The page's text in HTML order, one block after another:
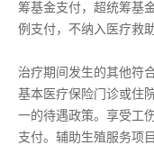
筹基金支付，超统筹基
例支付，不纳入医疗救
治疗期间发生的其他符
基本医疗保险门诊或住
一的待遇政策。享受工
支付。辅助生殖服务项